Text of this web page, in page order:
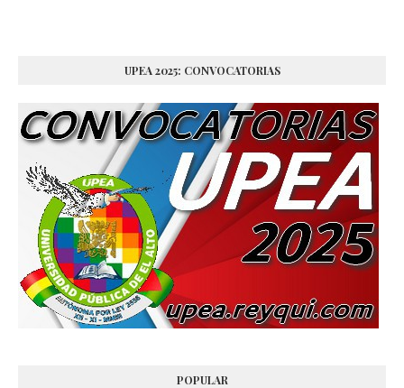
UPEA 2025: CONVOCATORIAS
POPULAR